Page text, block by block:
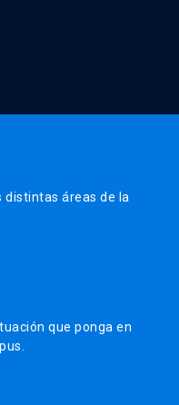
distintas áreas de la
que ponga en